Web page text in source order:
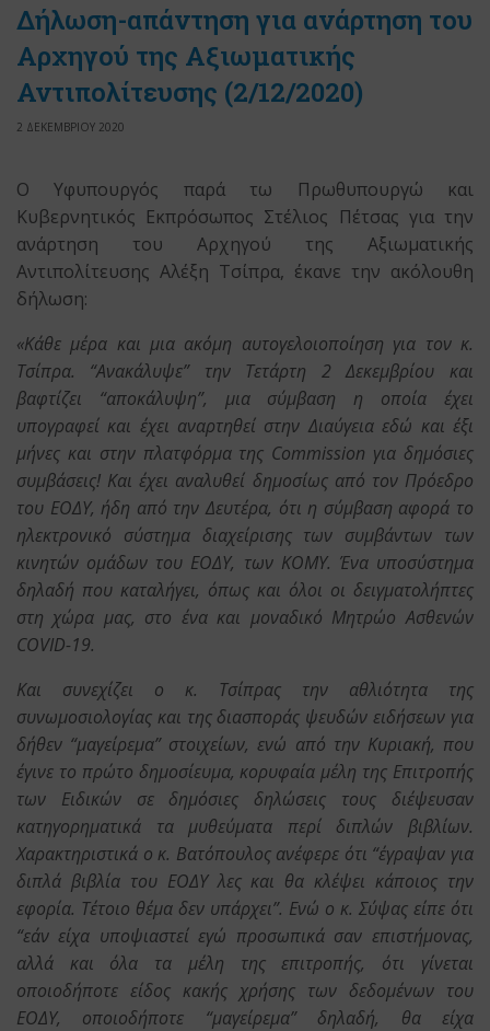
Δήλωση-απάντηση για ανάρτηση του
Αρχηγού της Αξιωματικής
Αντιπολίτευσης (2/12/2020)
2 ΔΕΚΕΜΒΡΙΟΥ 2020
Ο Υφυπουργός παρά τω Πρωθυπουργώ και
Κυβερνητικός Εκπρόσωπος Στέλιος Πέτσας για την
ανάρτηση του Αρχηγού της Αξιωματικής
Αντιπολίτευσης Αλέξη Τσίπρα, έκανε την ακόλουθη
δήλωση:
«Κάθε μέρα και μια ακόμη αυτογελοιοποίηση για τον κ.
Τσίπρα. “Ανακάλυψε” την Τετάρτη 2 Δεκεμβρίου και
βαφτίζει “αποκάλυψη”, μια σύμβαση η οποία έχει
υπογραφεί και έχει αναρτηθεί στην Διαύγεια εδώ και έξι
μήνες και στην πλατφόρμα της Commission για δημόσιες
συμβάσεις! Και έχει αναλυθεί δημοσίως από τον Πρόεδρο
του ΕΟΔΥ, ήδη από την Δευτέρα, ότι η σύμβαση αφορά το
ηλεκτρονικό σύστημα διαχείρισης των συμβάντων των
κινητών ομάδων του ΕΟΔΥ, των ΚΟΜΥ. Ένα υποσύστημα
δηλαδή που καταλήγει, όπως και όλοι οι δειγματολήπτες
στη χώρα μας, στο ένα και μοναδικό Μητρώο Ασθενών
COVID-19.
Και συνεχίζει ο κ. Τσίπρας την αθλιότητα της
συνωμοσιολογίας και της διασποράς ψευδών ειδήσεων για
δήθεν “μαγείρεμα” στοιχείων, ενώ από την Κυριακή, που
έγινε το πρώτο δημοσίευμα, κορυφαία μέλη της Επιτροπής
των Ειδικών σε δημόσιες δηλώσεις τους διέψευσαν
κατηγορηματικά τα μυθεύματα περί διπλών βιβλίων.
Χαρακτηριστικά ο κ. Βατόπουλος ανέφερε ότι “έγραψαν για
διπλά βιβλία του ΕΟΔΥ λες και θα κλέψει κάποιος την
εφορία. Τέτοιο θέμα δεν υπάρχει”. Ενώ ο κ. Σύψας είπε ότι
“εάν είχα υποψιαστεί εγώ προσωπικά σαν επιστήμονας,
αλλά και όλα τα μέλη της επιτροπής, ότι γίνεται
οποιοδήποτε είδος κακής χρήσης των δεδομένων του
ΕΟΔΥ, οποιοδήποτε “μαγείρεμα” δηλαδή, θα είχα